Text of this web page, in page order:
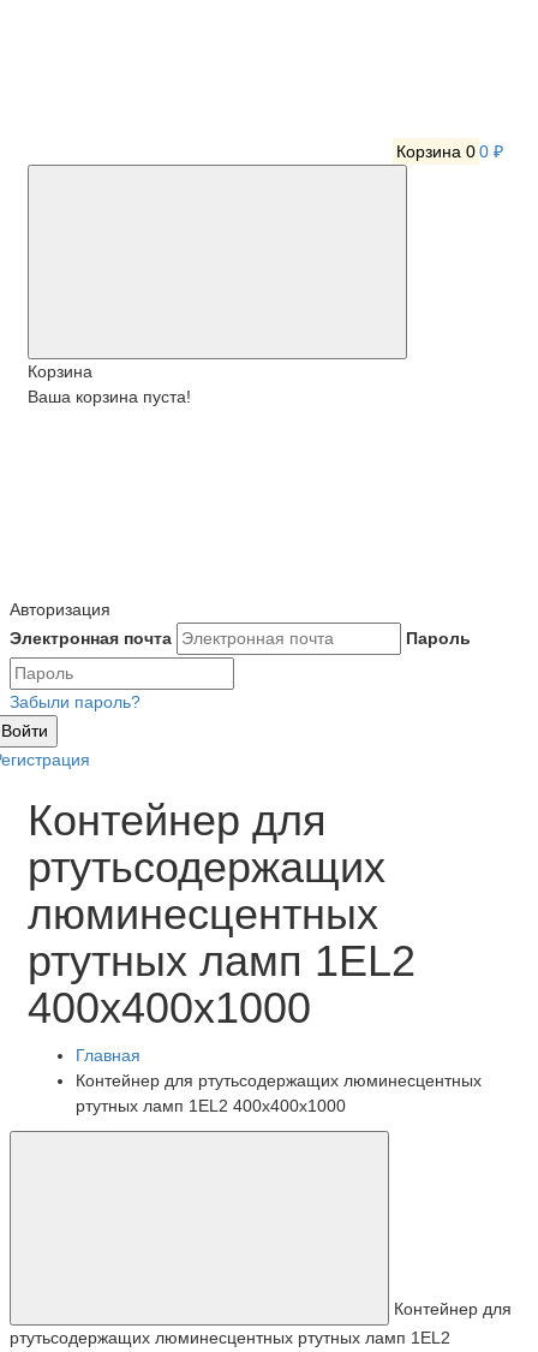
Корзина 00 ₽
Корзина
Ваша корзина пуста!
Авторизация
Электронная почта
Пароль
Забыли пароль?
Войти
Контейнер для
ртутьсодержащих
люминесцентных
ртутных ламп 1EL2
400x400x1000
Главная
Контейнер для ртутьсодержащих люминесцентных
ртутных ламп 1EL2 400x400x1000
Контейнер для
ртутьсодержащих люминесцентных ртутных ламп 1EL2